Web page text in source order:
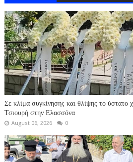
Σε κλίμα συγκίνησης και θλίψης το ύστατο
Τσιουρή στην Ελασσόνα
August 06, 2026 0